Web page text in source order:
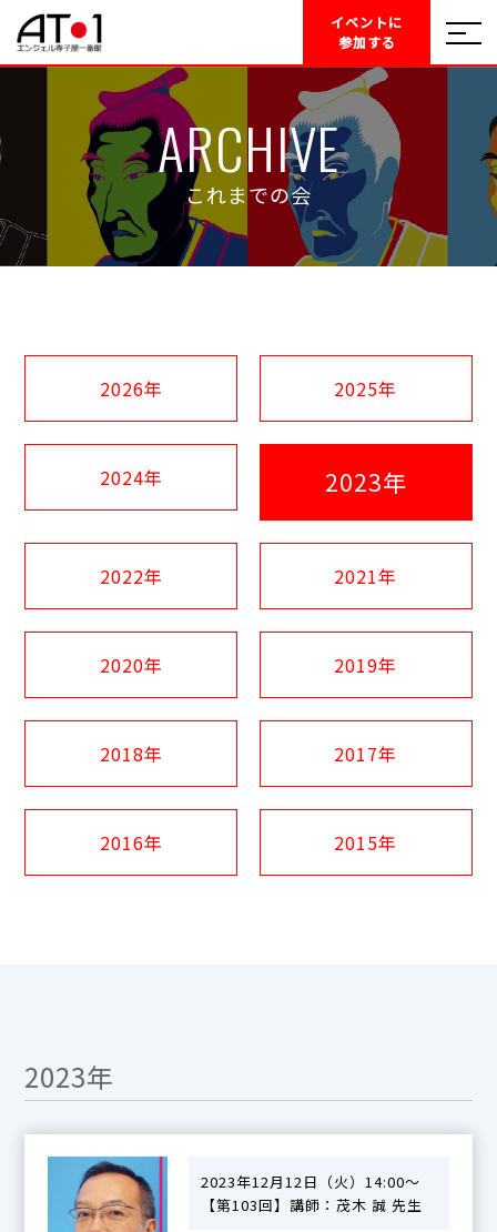
イベントに
参加する
ARCHIVE
これまでの会
2026年 2025年
2024年 2023年
2022年 2021年
2020年 2019年
2018年 2017年
2016年 2015年
2023年
2023年12月12日（火）14:00～
【第103回】講師：茂木 誠 先生